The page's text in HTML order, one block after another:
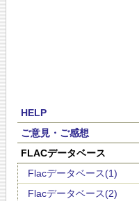
HELP
ご意見・ご感想
FLACデータベース
Flacデータベース(1)
Flacデータベース(2)